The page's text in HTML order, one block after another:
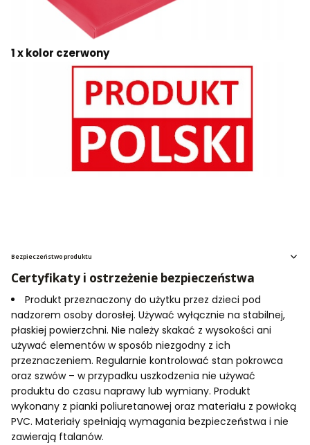
1 x kolor czerwony
Bezpieczeństwo produktu
Certyfikaty i ostrzeżenie bezpieczeństwa
Produkt przeznaczony do użytku przez dzieci pod
nadzorem osoby dorosłej. Używać wyłącznie na stabilnej,
płaskiej powierzchni. Nie należy skakać z wysokości ani
używać elementów w sposób niezgodny z ich
przeznaczeniem. Regularnie kontrolować stan pokrowca
oraz szwów – w przypadku uszkodzenia nie używać
produktu do czasu naprawy lub wymiany. Produkt
wykonany z pianki poliuretanowej oraz materiału z powłoką
PVC. Materiały spełniają wymagania bezpieczeństwa i nie
zawierają ftalanów.